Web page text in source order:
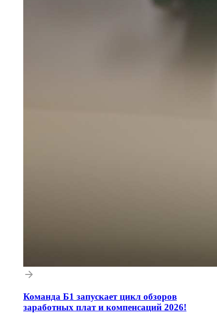
Команда Б1 запускает цикл обзоров
заработных плат и компенсаций 2026!